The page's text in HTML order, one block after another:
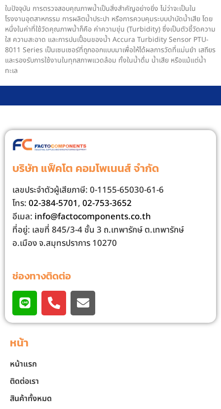
ในปัจจุบัน การตรวจสอบคุณภาพน้ำเป็นสิ่งสำคัญอย่างยิ่ง ไม่ว่าจะเป็นใน
โรงงานอุตสาหกรรม การผลิตน้ำประปา หรือการควบคุมระบบบำบัดน้ำเสีย โดย
หนึ่งในค่าที่ใช้วัดคุณภาพน้ำก็คือ ค่าความขุ่น (Turbidity) ซึ่งเป็นตัวชี้วัดความ
ใส ความสะอาด และการปนเปื้อนของน้ำ Accura Turbidity Sensor PTU-
8011 Series เป็นเซนเซอร์ที่ถูกออกแบบมาเพื่อให้ได้ผลการวัดที่แม่นยำ เสถียร
และรองรับการใช้งานในทุกสภาพแวดล้อม ทั้งในน้ำดื่ม น้ำเสีย หรือแม้แต่น้ำ
ทะเล
บริษัท แฟ็คโต คอมโพเนนส์ จํากัด
เลขประจําตัวผู้เสียภาษี: 0-1155-65030-61-6
โทร:02-384-5701,02-753-3652
อีเมล: info@factocomponents.co.th
ที่อยู่: เลขที่ 845/3-4 ชั้น 3 ถ.เทพารักษ์ ต.เทพารักษ์
อ.เมือง จ.สมุทรปราการ 10270
ช่องทางติดต่อ
หน้า
หน้าแรก
ติดต่อเรา
สินค้าทั้งหมด